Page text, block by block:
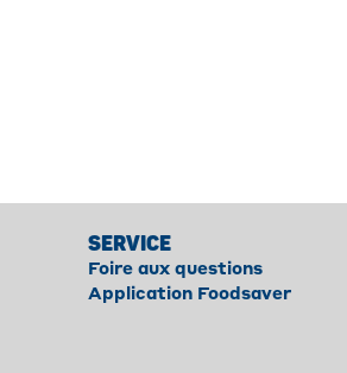
SERVICE
Foire aux questions
Application Foodsaver